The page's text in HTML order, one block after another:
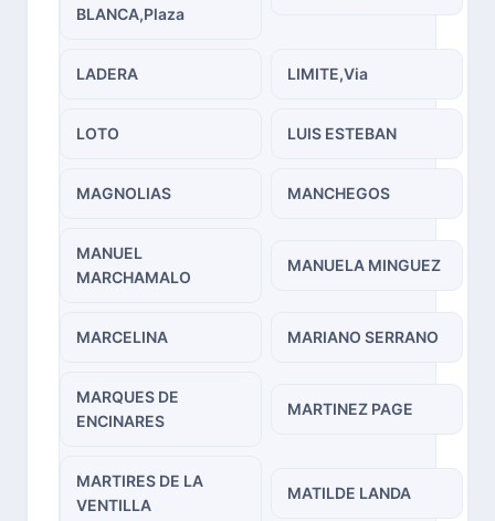
BLANCA,Plaza
LADERA LIMITE,Via
LOTO LUIS ESTEBAN
MAGNOLIAS MANCHEGOS
MANUEL
MARCHAMALO
MANUELA MINGUEZ
MARCELINA MARIANO SERRANO
MARQUES DE
ENCINARES
MARTINEZ PAGE
MARTIRES DE LA
VENTILLA
MATILDE LANDA